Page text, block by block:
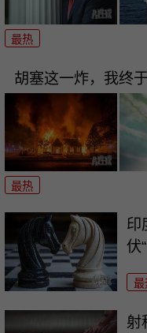
最热
胡塞这一炸，我终
最热
印
伏
最
射